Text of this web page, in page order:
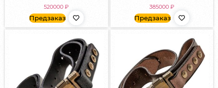
520000₽
Предзаказ
385000 ₽
Предзаказ